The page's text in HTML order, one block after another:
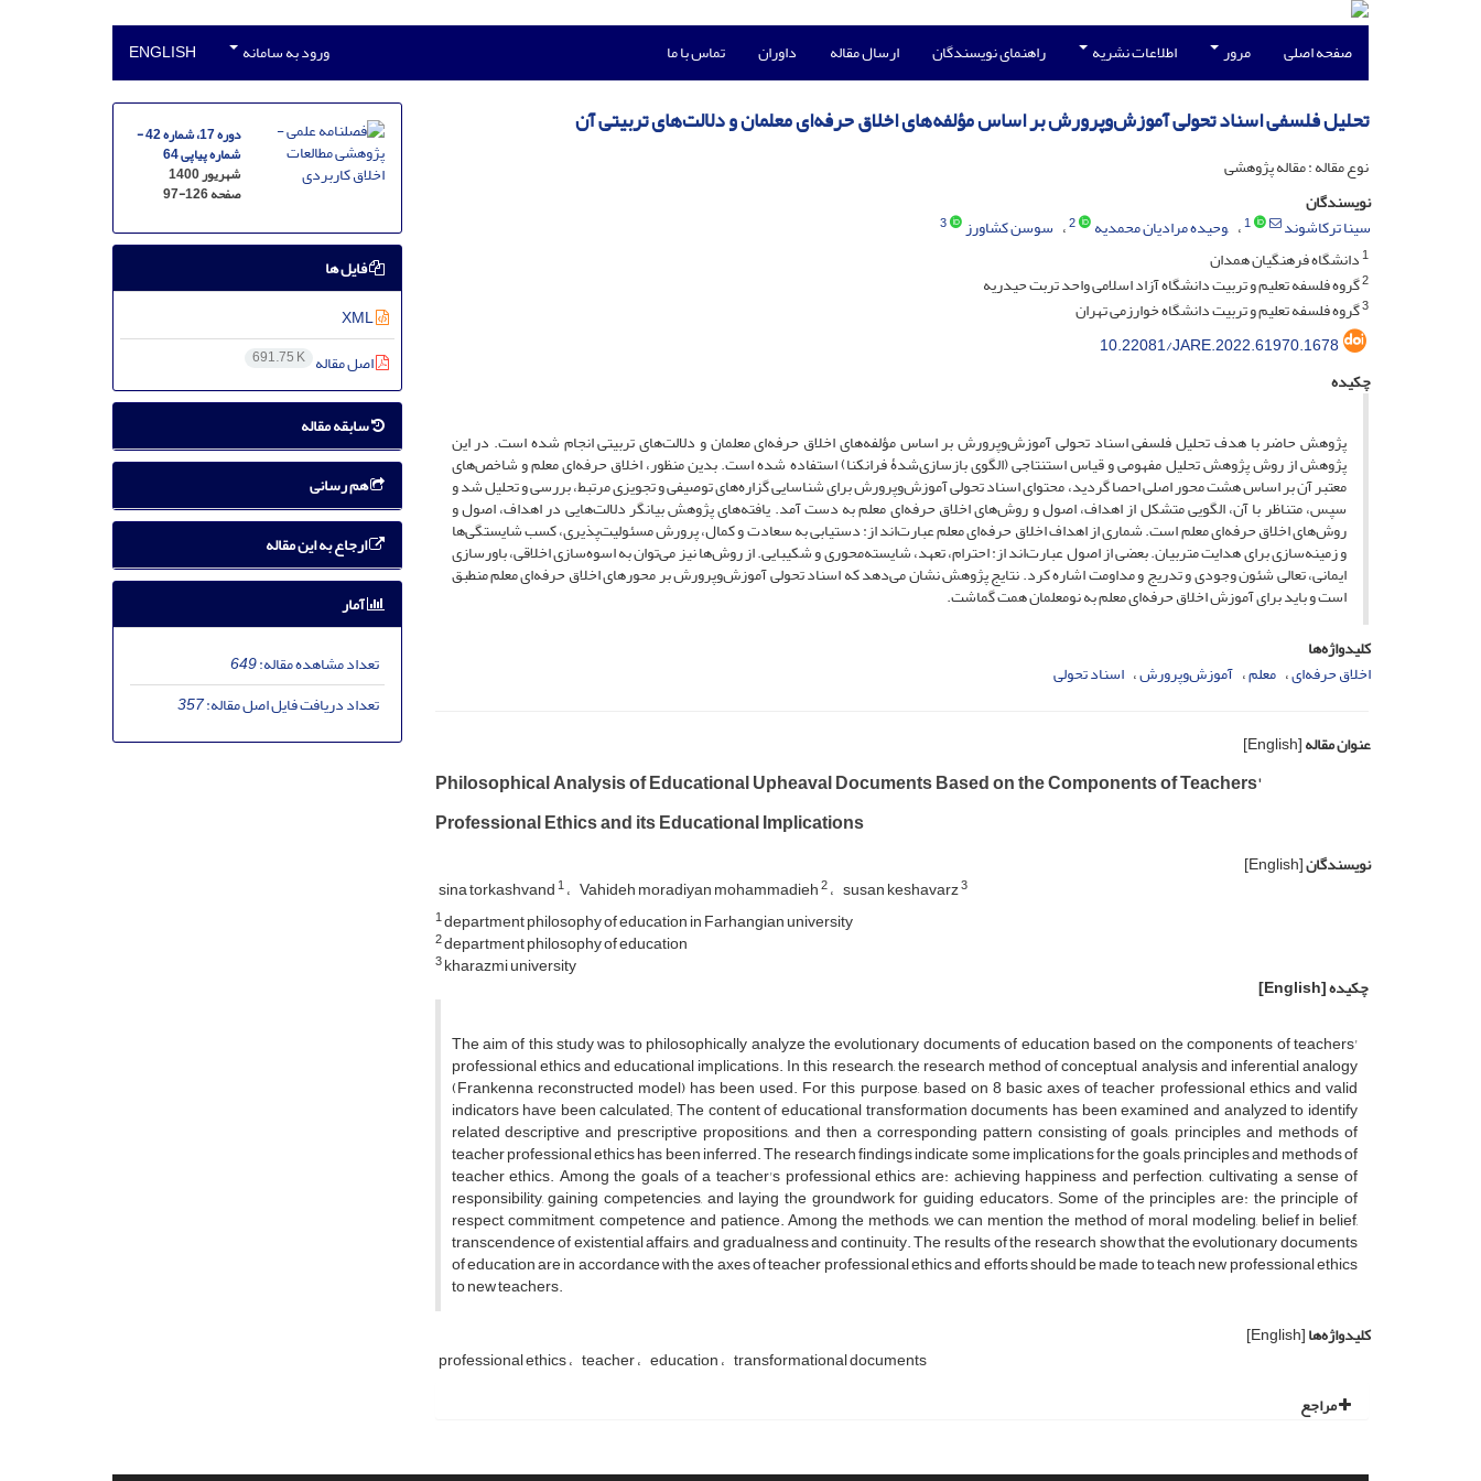
صفحه اصلی مرور اطلاعات نشریه راهنمای نویسندگان ارسال مقاله داوران تماس با ما ورود به سامانه ENGLISH
تحلیل فلسفی اسناد تحولی آموزش‌وپرورش بر اساس مؤلفه‌های اخلاق حرفه‌ای معلمان و دلالت‌های تربیتی آن
نوع مقاله : مقاله پژوهشی
نویسندگان
سینا ترکاشوند
1 ,وحیده مرادیان محمدیه 2 سوسن کشاورز
3
1دانشگاه فرهنگیان همدان
2گروه فلسفه تعلیم و تربیت دانشگاه آزاد اسلامی واحد تربت حیدریه
3گروه فلسفه تعلیم و تربیت دانشگاه خوارزمی تهران
10.22081/JARE.2022.61970.1678
چکیده
پژوهش حاضر با هدف تحلیل فلسفی اسناد تحولی آموزش‌وپرورش بر اساس مؤلفه‌های اخلاق حرفه‌ای معلمان و دلالت‌های تربیتی انجام شده است. در این
پژوهش از روش پژوهش تحلیل مفهومی و قیاس استنتاجی (الگوی بازسازی‌شدۀ فرانکنا) استفاده شده است. بدین منظور، اخلاق حرفه‌ای معلم و شاخص‌های
معتبر آن بر اساس هشت محور اصلی احصا گردید، محتوای اسناد تحولی آموزش‌وپرورش برای شناسایی گزاره‌های توصیفی و تجویزی مرتبط، بررسی و تحلیل شد و
سپس، متناظر با آن، الگویی متشکل از اهداف، اصول و روش‌های اخلاق حرفه‌ای معلم به دست آمد. یافته‌های پژوهش بیانگر دلالت‌هایی در اهداف، اصول و
روش‌های اخلاق حرفه‌ای معلم است. شماری از اهداف اخلاق حرفه‌ای معلم عبارت‌اند از: دستیابی به سعادت و کمال، پرورش مسئولیت‌پذیری، کسب شایستگی‌ها
و زمینه‌سازی برای هدایت متربیان. بعضی از اصول عبارت‌اند از: احترام، تعهد، شایسته‌محوری و شکیبایی. از روش‌ها نیز می‌توان به اسوه‌سازی اخلاقی، باورسازی
ایمانی، تعالی شئون وجودی و تدریج و مداومت اشاره کرد. نتایج پژوهش نشان می‌دهد که اسناد تحولی آموزش‌وپرورش بر محورهای اخلاق حرفه‌ای معلم منطبق
است و باید برای آموزش اخلاق حرفه‌ای معلم به نومعلمان همت گماشت.
کلیدواژه‌ها
اخلاق حرفه‌ای معلم آموزش‌وپرورش اسناد تحولی
عنوان مقاله[English]
Philosophical Analysis of Educational Upheaval Documents Based on the Components of Teachers'
Professional Ethics and its Educational Implications
نویسندگان[English]
sina torkashvand1 Vahideh moradiyan mohammadieh2 susan keshavarz3
1department philosophy of education in Farhangian university
2department philosophy of education
3kharazmi university
چکیده[English]
The aim of this study was to philosophically analyze the evolutionary documents of education based on the components of teachers'
professional ethics and educational implications. In this research, the research method of conceptual analysis and inferential analogy
(Frankenna reconstructed model) has been used. For this purpose, based on 8 basic axes of teacher professional ethics and valid
indicators have been calculated; The content of educational transformation documents has been examined and analyzed to identify
related descriptive and prescriptive propositions, and then a corresponding pattern consisting of goals, principles and methods of
teacher professional ethics has been inferred. The research findings indicate some implications for the goals, principles and methods of
teacher ethics. Among the goals of a teacher's professional ethics are: achieving happiness and perfection, cultivating a sense of
responsibility, gaining competencies, and laying the groundwork for guiding educators. Some of the principles are: the principle of
respect, commitment, competence and patience. Among the methods, we can mention the method of moral modeling, belief in belief,
transcendence of existential affairs, and gradualness and continuity. The results of the research show that the evolutionary documents
of education are in accordance with the axes of teacher professional ethics and efforts should be made to teach new professional ethics
to new teachers.
کلیدواژه‌ها[English]
professional ethics teacher education transformational documents
مراجع
دوره 17، شماره 42 -
شماره پیاپی 64
شهریور 1400
صفحه97-126
فایل ها
XML
اصل مقاله 691.75 K
سابقه مقاله
هم رسانی
ارجاع به این مقاله
آمار
تعداد مشاهده مقاله:649
تعداد دریافت فایل اصل مقاله:357